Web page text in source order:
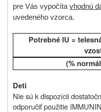
pre Vás vypočíta vhodnú
uvedeného vzorca.
Potrebné IU =
(%
Deti
Nie sú k dispozícii
odporučiť použitie